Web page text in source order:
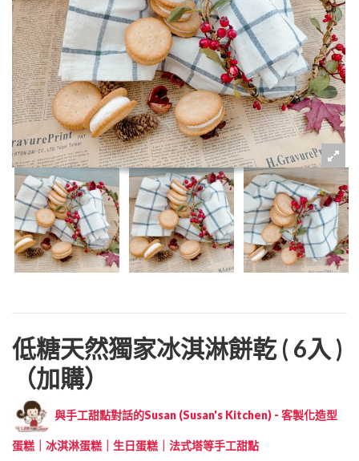
忘記密碼 註冊
低糖天然獨家冰淇淋餅乾 ( 6入 )
（加購）
與手工甜點對話的Susan (Susan's Kitchen) - 客製化造型
蛋糕｜冰淇淋蛋糕｜生日蛋糕｜法式塔等手工甜點